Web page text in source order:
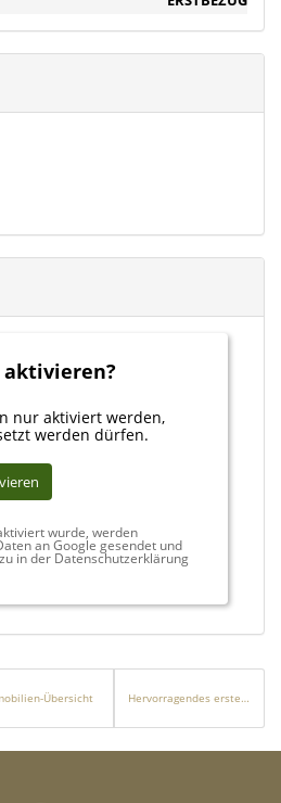
aktivieren?
nur aktiviert werden,
werden dürfen.
wurde, werden
an Google gesendet und
in der Datenschutzerklärung
Übersicht Hervorragendes erste Meereslinie-Grundstück in Puig de Ros